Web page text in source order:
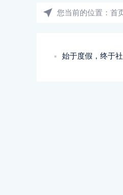
您当前的位置： 首
始于度假，终于